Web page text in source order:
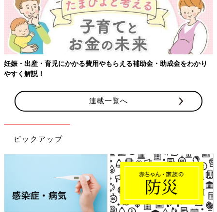
妊娠・出産・育児にかかる費用やもらえる補助金・助成金をわかり
やすく解説！
連載一覧へ
ピックアップ